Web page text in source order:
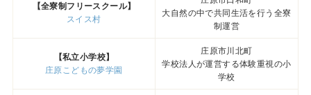
【全寮制フリースクール】
スイス村
大自然の中で共同生活を行う全寮
制運営
【私立小学校】
庄原こどもの夢学園
庄原市川北町
学校法人が運営する体験重視の小
学校